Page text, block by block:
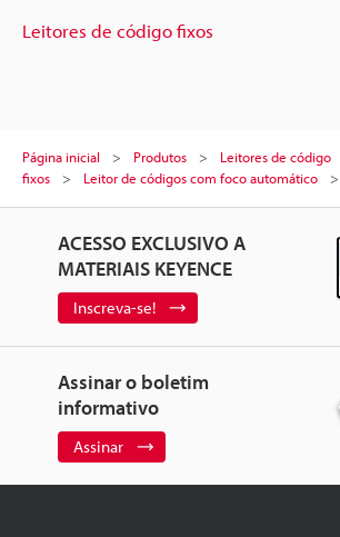
Leitores de código fixos
Página inicial Produtos Leitores de código
fixos
Leitor de códigos com foco automático
ACESSO EXCLUSIVO A
MATERIAIS KEYENCE
Inscreva-se!
Assinar o boletim
informativo
Assinar